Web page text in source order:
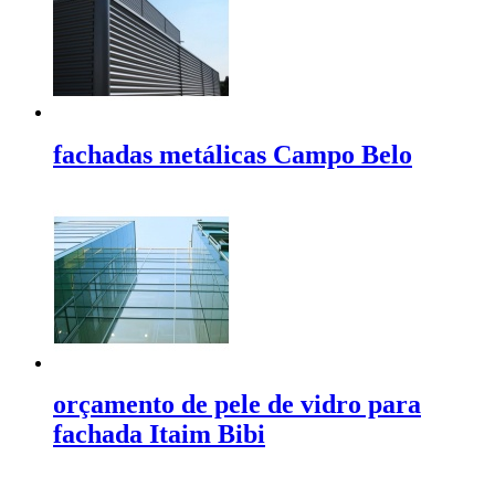
fachadas metálicas Campo Belo
orçamento de pele de vidro para
fachada Itaim Bibi